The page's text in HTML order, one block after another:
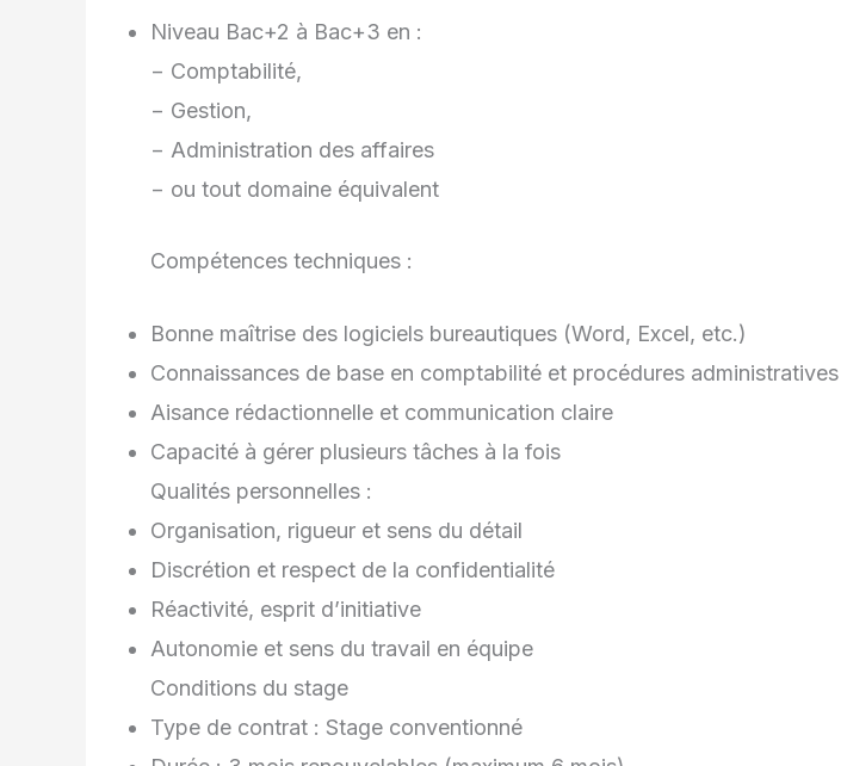
Niveau Bac+2 à Bac+3 en :
− Comptabilité,
− Gestion,
− Administration des affaires
− ou tout domaine équivalent
Compétences techniques :
Bonne maîtrise des logiciels bureautiques (Word, Excel, etc.)
Connaissances de base en comptabilité et procédures administratives
Aisance rédactionnelle et communication claire
Capacité à gérer plusieurs tâches à la fois
Qualités personnelles :
Organisation, rigueur et sens du détail
Discrétion et respect de la confidentialité
Réactivité, esprit d’initiative
Autonomie et sens du travail en équipe
Conditions du stage
Type de contrat : Stage conventionné